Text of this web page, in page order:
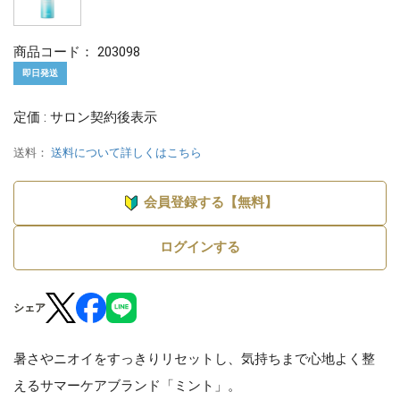
商品コード： 203098
即日発送
定価 : サロン契約後表示
送料： 送料について詳しくはこちら
会員登録する【無料】
ログインする
シェア
暑さやニオイをすっきりリセットし、気持ちまで心地よく整
えるサマーケアブランド「ミント」。